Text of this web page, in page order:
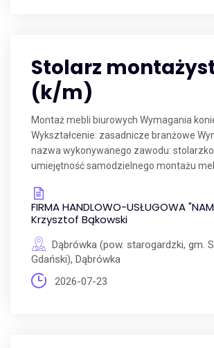
Stolarz
(k/m)
Montaż mebli biurowych Wymagania
Wykształcenie: zasadnicze branżowe
nazwa wykonywanego zawodu:
umiejętność samodzielnego montażu
FIRMA HANDLOWO-USŁUGOWA
Krzysztof Bąkowski
Dąbrówka (pow. starogardzki, gm.
Gdański), Dąbrówka
2026-07-23